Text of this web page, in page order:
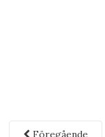
Föregående